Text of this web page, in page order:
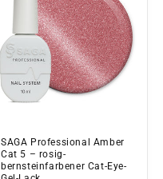
SAGA Professional Amber
Cat 5 – rosig-
bernsteinfarbener Cat-Eye-